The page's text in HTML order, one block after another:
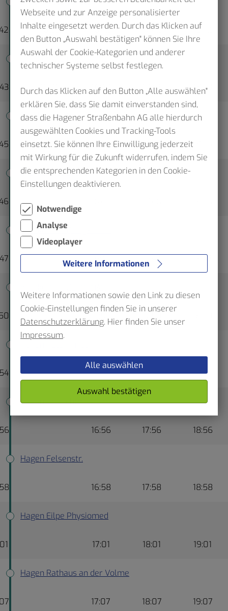
Breckerfeld Busbahnhof
Breckerfeld Windmühlencenter
Breckerfeld Brauck
Breckerfeld Königsheide
Hagen Freilichtmuseum
Hagen Felsenstr.
Hagen Eilpe Physiomed
Hagen Rathaus an der Volme
16:25 16:42 17:42 18:42
16:26 16:43 17:43 18:43
16:45 17:45
16:47 17:47 18:47
16:54 17:54 18:54
16:56 17:56 18:56
16:58 17:58 18:58
17:01 18:01 19:01
17:07 18:07 19:07
Webseite und zur Anzeige personalisierter
Inhalte eingesetzt werden. Durch das Klicken auf
den Button „Auswahl bestätigen" können Sie Ihre
Auswahl der Cookie-Kategorien und anderer
technischer Systeme selbst festlegen.
Durch das Klicken auf den Button „Alle auswählen"
erklären Sie, dass Sie damit einverstanden sind,
dass die Hagener Straßenbahn AG alle hierdurch
ausgewählten Cookies und Tracking-Tools
einsetzt. Sie können Ihre Einwilligung jederzeit
mit Wirkung für die Zukunft widerrufen, indem Sie
die entsprechenden Kategorien in den Cookie-
Einstellungen deaktivieren.
Notwendige
Analyse
Videoplayer
Weitere Informationen
Weitere Informationen sowie den Link zu diesen
Cookie-Einstellungen finden Sie in unserer
Datenschutzerklärung. Hier finden Sie unser
Impressum.
Alle auswählen
Auswahl bestätigen